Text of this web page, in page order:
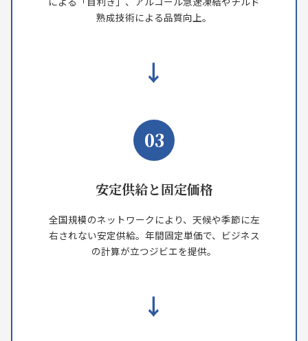
熟成技術による品質向上。
→
03
安定供給と固定価格
全国規模のネットワークにより、天候や季節に左
右されない安定供給。年間固定単価で、ビジネス
の計算が立つジビエを提供。
→